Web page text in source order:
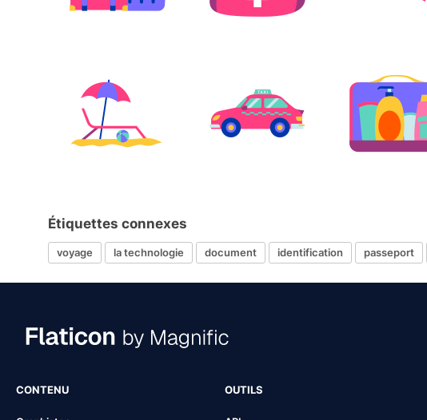
Étiquettes connexes
voyage la technologie document identification passeport
CONTENU OUTILS